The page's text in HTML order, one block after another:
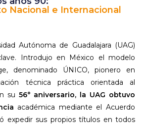
Nacional e Internacional
Autónoma de Guadalajara (UAG)
Introdujo en México el modelo
denominado ÚNICO, pionero en
técnica práctica orientada al
su 56° aniversario, la UAG obtuvo
académica mediante el Acuerdo
expedir sus propios títulos en todos